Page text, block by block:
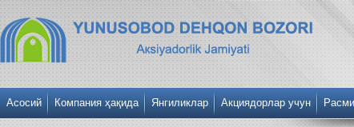
Асосий Компания ҳақида Янгиликлар Акциядорлар учун